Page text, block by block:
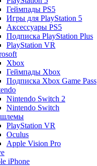
Геймпады PS5
Игры для PlayStation 5
Аксессуары PS5
Подписка PlayStation Plus
PlayStation VR
Xbox
Геймпады Xbox
Подписка Xbox Game Pass
Nintendo Switch 2
Nintendo Switch
PlayStation VR
Oculus
Apple Vision Pro
iPhone